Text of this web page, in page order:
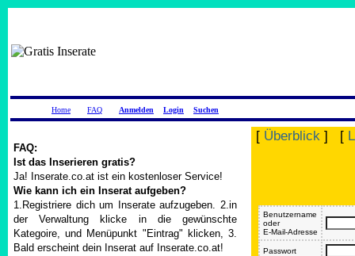
Home FAQ Anmelden Login Suchen
FAQ:
Ist das Inserieren gratis?
Ja! Inserate.co.at ist ein kostenloser Service!
Wie kann ich ein Inserat aufgeben?
1.Registriere dich um Inserate aufzugeben. 2.in
der Verwaltung klicke in die gewünschte
Kategoire, und Menüpunkt "Eintrag" klicken, 3.
Bald erscheint dein Inserat auf Inserate.co.at!
[ Überblick ] [
Benutzername
oder
E-Mail-Adresse
Passwort